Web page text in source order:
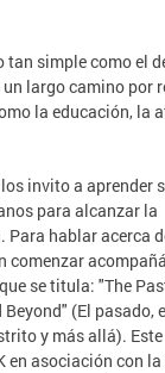
tan simple como el
largo camino por
la educación, la
invito a aprender
para alcanzar la
hablar acerca
comenzar
se titula: "The
(El pasado,
y más allá). Este
en asociación con